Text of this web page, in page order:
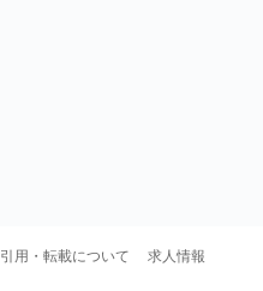
引用・転載について 求人情報